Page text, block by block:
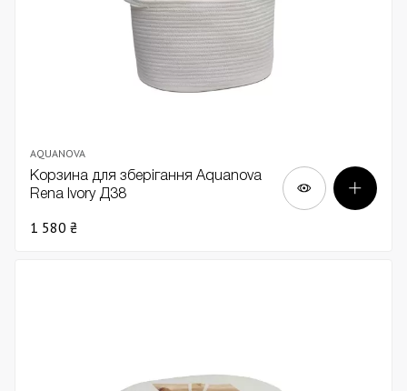
AQUANOVA
Корзина для зберігання Aquanova
Rena Ivory Д38
1 580 ₴